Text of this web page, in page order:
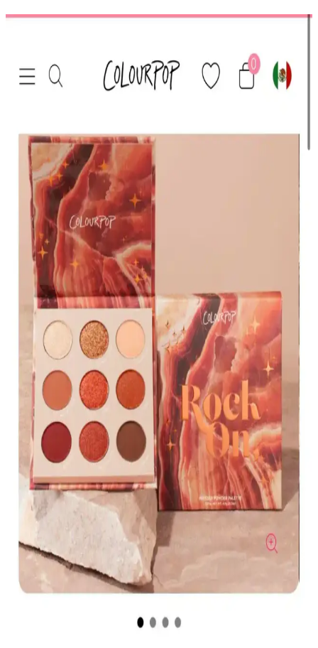
HBTasarim Fix 13’lü Kahverengi Fırça Seti, çeşitli makyaj
tekniklerine uygun, doğal kıllı ve kullanışlı fırçalar içerir, cilt dostu
The Glitter Lab Jel Formlu Parlak Glitter Paradise
Renkli Çok Yönlü Kullanım İçin
The Glitter Lab'in jel formüllü parlak glitteri, kolay uygulama, su
bazlı formülü ve doğal ışıltısıyla makyaj ve vücut süslemelerinde
tercih edilir.
KIKO Creamy Lipgloss 107 Magenta Dudak
Parlatıcısı: Canlı ve Uzun Süre Kalıcı Renkli
Makyaj
KIKO'nun 107 Magenta dudak parlatıcısı, yoğun renk ve parlaklık
sunar. Pratik uygulama ve uzun süre kalıcılığıyla günlük makyajda
tercih edilen, hafif ve nemlendirici formülüyle dikkat çeker.
Muğgan 3'lü Açılı Fırçalı Kaş Boyası Seti İncelemesi
ve Kullanıcı Yorumları
Muğgan 3'lü kaş boyası seti, suya ve tere dayanıklı formülüyle
pratik kullanım sağlar. Renk seçenekleri ve kullanıcı deneyimleri
hakkında detaylı bilgi içerir.
Koyu Göz Altı Morluklarını Kapatmada Renk
Düzelticiler ve Kapatıcıların Etkili Kullanımı
Koyu göz altı morlukları için şeftali ve turuncu renk düzelticiler ile
tam kapatıcılık sağlayan ürünlerin kullanımı, doğru uygulama
teknikleri ve önerilen markalar detaylı şekilde ele alınıyor.
Kapatıcı ve Fondöten Arasındaki Farklar ve
Başlangıç İçin Kapatıcının Avantajları
Kapatıcı ve fondöten arasındaki temel farklar, kullanım alanları ve
uygulama zorlukları makyaj başlangıcında tercih nedenlerini